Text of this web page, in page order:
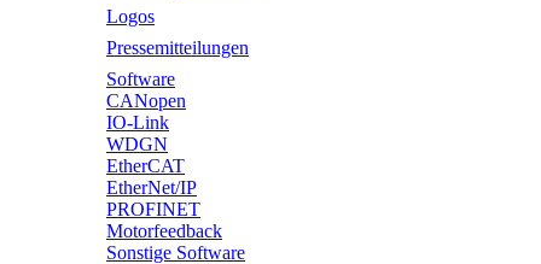
Logos
Pressemitteilungen
Software
CANopen
IO-Link
WDGN
EtherCAT
EtherNet/IP
PROFINET
Motorfeedback
Sonstige Software